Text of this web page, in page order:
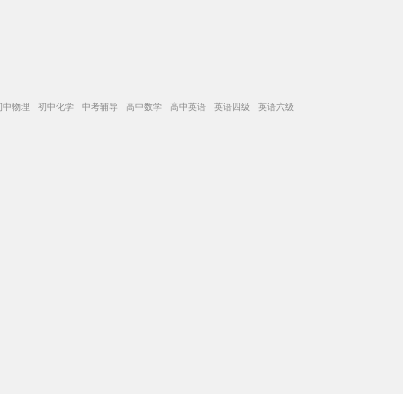
物理 初中化学 中考辅导 高中数学 高中英语 英语四级 英语六级